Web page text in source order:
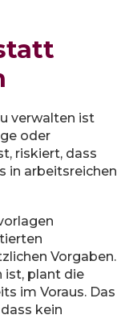
verwalten ist
oder
riskiert, dass
in arbeitsreichen
Vorgaben.
ist, plant die
im Voraus. Das
kein